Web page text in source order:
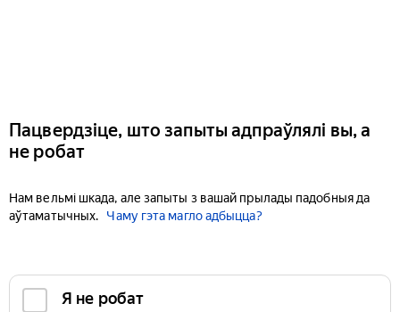
Пацвердзіце, што запыты адпраўлялі вы, а
не робат
Нам вельмі шкада, але запыты з вашай прылады падобныя да
аўтаматычных.
Чаму гэта магло адбыцца?
Я не робат